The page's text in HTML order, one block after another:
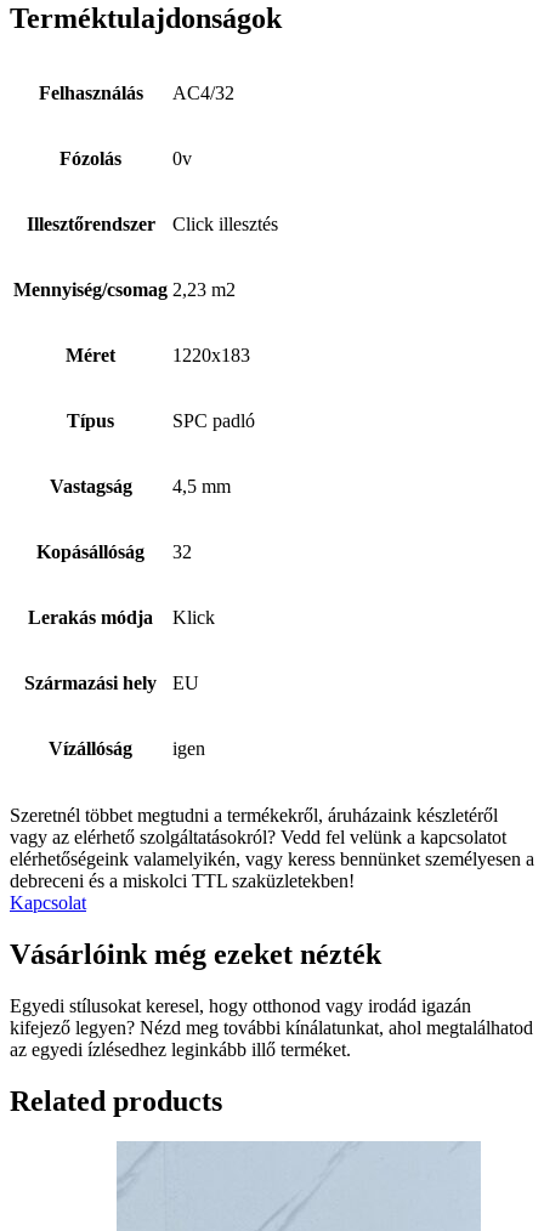
Terméktulajdonságok
Felhasználás AC4/32
Fózolás 0v
Illesztőrendszer Click illesztés
Mennyiség/csomag 2,23 m2
Méret 1220x183
Típus SPC padló
Vastagság 4,5 mm
Kopásállóság 32
Lerakás módja Klick
Származási hely EU
Vízállóság igen
Szeretnél többet megtudni a termékekről, áruházaink készletéről
vagy az elérhető szolgáltatásokról? Vedd fel velünk a kapcsolatot
elérhetőségeink valamelyikén, vagy keress bennünket személyesen a
debreceni és a miskolci TTL szaküzletekben!
Kapcsolat
Vásárlóink még ezeket nézték
Egyedi stílusokat keresel, hogy otthonod vagy irodád igazán
kifejező legyen? Nézd meg további kínálatunkat, ahol megtalálhatod
az egyedi ízlésedhez leginkább illő terméket.
Related products